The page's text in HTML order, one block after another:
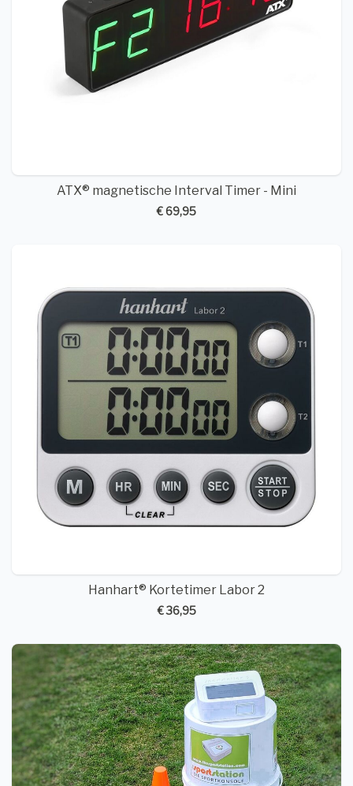
ATX® magnetische Interval Timer - Mini
€ 69,95
Hanhart® Kortetimer Labor 2
€ 36,95